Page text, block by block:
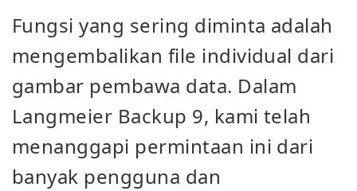
Fungsi yang sering diminta adalah
mengembalikan file individual dari
gambar pembawa data. Dalam
Langmeier Backup 9, kami telah
menanggapi permintaan ini dari
banyak pengguna dan